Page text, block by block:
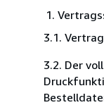
3.1.
3.2. Der